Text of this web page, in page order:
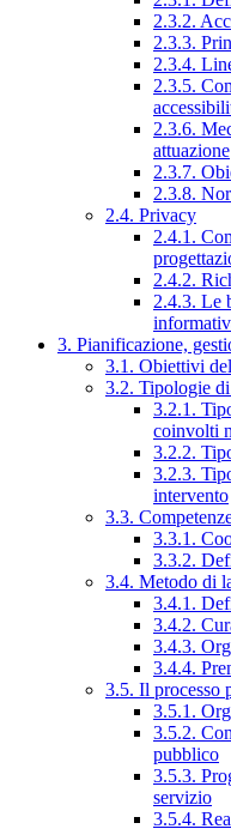
2.3.2.
2.3.3.
2.3.4.
2.3.5.
2.3.6.
attuazione
2.3.7.
2.3.8.
2.4. Privacy
2.4.1.
2.4.2.
2.4.3. Le
3. Pianificazione,
3.1. Obiettivi
3.2. Tipologie
3.2.1.
coinvolti
3.2.2.
3.2.3.
intervento
3.3.
3.3.1.
3.3.2.
3.4. Metodo di
3.4.1.
3.4.2.
3.4.3.
3.4.4.
3.5. Il processo
3.5.1.
3.5.2.
pubblico
3.5.3.
servizio
3.5.4.